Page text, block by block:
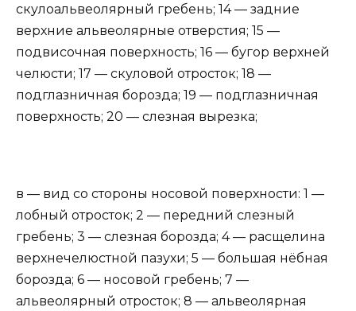
скулоальвеолярный гребень; 14 — задние
верхние альвеолярные отверстия; 15 —
подвисочная поверхность; 16 — бугор верхней
челюсти; 17 — скуловой отросток; 18 —
подглазничная борозда; 19 — подглазничная
поверхность; 20 — слезная вырезка;
в — вид со стороны носовой поверхности: 1 —
лобный отросток; 2 — передний слезный
гребень; 3 — слезная борозда; 4 — расщелина
верхнечелюстной пазухи; 5 — большая нёбная
борозда; 6 — носовой гребень; 7 —
альвеолярный отросток; 8 — альвеолярная